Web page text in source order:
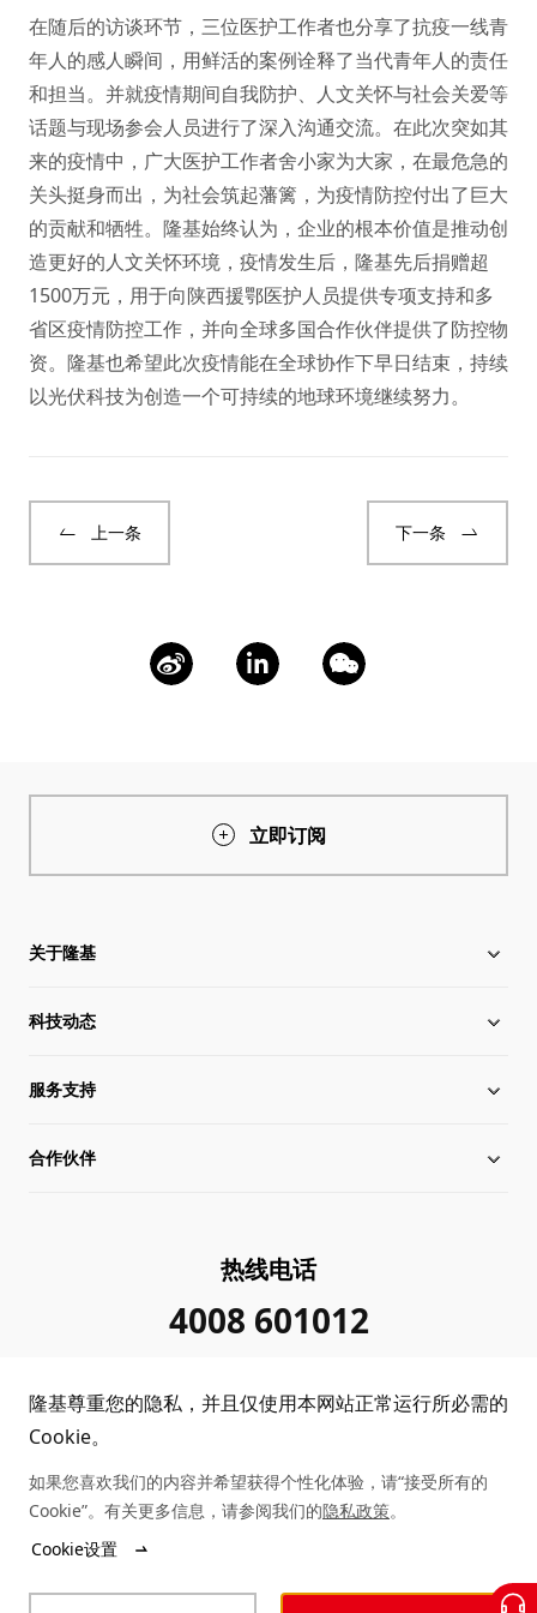
在随后的访谈环节，三位医护工作者也分享了抗疫一线青
年人的感人瞬间，用鲜活的案例诠释了当代青年人的责任
和担当。并就疫情期间自我防护、人文关怀与社会关爱等
话题与现场参会人员进行了深入沟通交流。在此次突如其
来的疫情中，广大医护工作者舍小家为大家，在最危急的
关头挺身而出，为社会筑起藩篱，为疫情防控付出了巨大
的贡献和牺牲。隆基始终认为，企业的根本价值是推动创
造更好的人文关怀环境，疫情发生后，隆基先后捐赠超
1500万元，用于向陕西援鄂医护人员提供专项支持和多
省区疫情防控工作，并向全球多国合作伙伴提供了防控物
资。隆基也希望此次疫情能在全球协作下早日结束，持续
以光伏科技为创造一个可持续的地球环境继续努力。
上一条 下一条
立即订阅
关于隆基
关于隆基
全球化布局
管理层信息
投诉举报
合规政策
科技动态
硅片价格
行业动态
服务支持
下载中心
客户问题反馈
收益计算
合作伙伴
协同创新合作
热线电话
4008 601012
Copyright © 2026 隆基绿能科技股份有限公司
隆基尊重您的隐私，并且仅使用本网站正常运行所必需的
Cookie。
如果您喜欢我们的内容并希望获得个性化体验，请“接受所有的
Cookie”。有关更多信息，请参阅我们的隐私政策。
Cookie设置